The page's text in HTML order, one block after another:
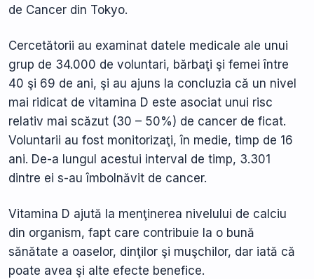
de Cancer din Tokyo.
Cercetătorii au examinat datele medicale ale unui
grup de 34.000 de voluntari, bărbaţi şi femei între
40 şi 69 de ani, şi au ajuns la concluzia că un nivel
mai ridicat de vitamina D este asociat unui risc
relativ mai scăzut (30 – 50%) de cancer de ficat.
Voluntarii au fost monitorizaţi, în medie, timp de 16
ani. De-a lungul acestui interval de timp, 3.301
dintre ei s-au îmbolnăvit de cancer.
Vitamina D ajută la menţinerea nivelului de calciu
din organism, fapt care contribuie la o bună
sănătate a oaselor, dinţilor şi muşchilor, dar iată că
poate avea şi alte efecte benefice.